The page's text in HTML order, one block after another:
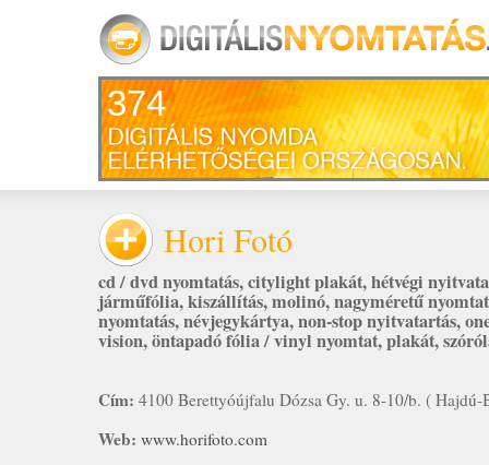
374
Hori Fotó
cd / dvd nyomtatás,citylight plakát,hétvégi
járműfólia,kiszállítás,molinó,nagyméretű
nyomtatás,névjegykártya,non-stop nyitvatartás,
vision,öntapadó fólia / vinyl nyomtat,plakát,
Cím: 4100 Berettyóújfalu Dózsa Gy. u. 8-10/b. ( Hajdú-
Web: www.horifoto.com